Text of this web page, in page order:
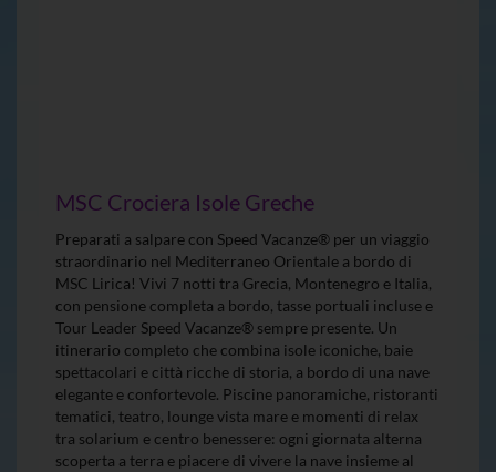
MSC Crociera Isole Greche
Preparati a salpare con Speed Vacanze® per un viaggio
straordinario nel Mediterraneo Orientale a bordo di
MSC Lirica! Vivi 7 notti tra Grecia, Montenegro e Italia,
con pensione completa a bordo, tasse portuali incluse e
Tour Leader Speed Vacanze® sempre presente. Un
itinerario completo che combina isole iconiche, baie
spettacolari e città ricche di storia, a bordo di una nave
elegante e confortevole. Piscine panoramiche, ristoranti
tematici, teatro, lounge vista mare e momenti di relax
tra solarium e centro benessere: ogni giornata alterna
scoperta a terra e piacere di vivere la nave insieme al